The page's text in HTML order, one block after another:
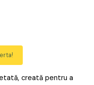
creată pentru a